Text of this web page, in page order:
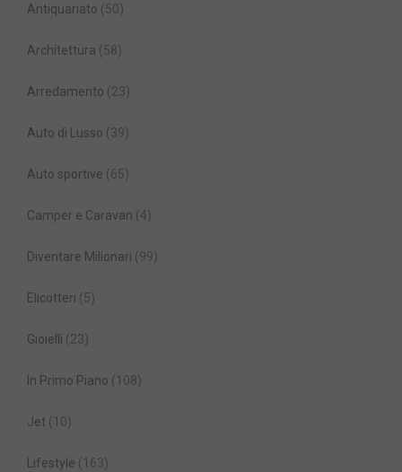
Antiquariato (50)
Architettura (58)
Arredamento (23)
Auto di Lusso (39)
Auto sportive (65)
Camper e Caravan (4)
Diventare Milionari (99)
Elicotteri (5)
Gioielli (23)
In Primo Piano (108)
Jet (10)
Lifestyle (163)